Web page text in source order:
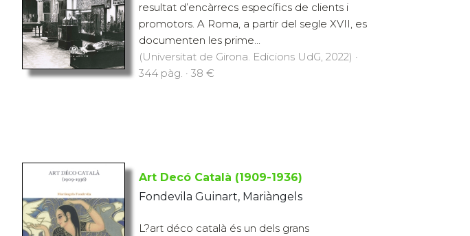
resultat d’encàrrecs específics de clients i
promotors. A Roma, a partir del segle XVII, es
documenten les prime...
(Universitat de Girona. Edicions UdG, 2022) ·
344 pàg. · 38 €
Art Decó Català (1909-1936)
Fondevila Guinart, Mariàngels
L?art déco català és un dels grans